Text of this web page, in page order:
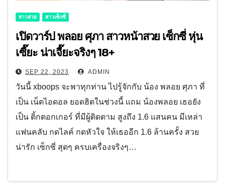
สาวสวย สาวเซ็กซี่
เปิดวาร์ป พลอย ศุภา สาวหน้าสวย เซ็กซี่ หุ่น
เซี๊ยะ น่าเจี๊ยะจริงๆ 18+
SEP 22, 2023 ADMIN
วันนี้ xboops จะพาทุกท่าน ไปรู้จักกับ น้อง พลอย ศุภา ที่
เป็น เน็ตไอดอล ยอดฮิตในช่วงนี้ แถม น้องพลอย เธอยัง
เป็น ติ้กตอกเกอร์ ที่มีผู้ติดตาม สูงถึง 1.6 แสนคน มีเหล่า
แฟนคลับ กดไลค์ กดหัวใจ ให้เธออีก 1.6 ล้านครั้ง สวย
น่ารัก เซ็กซี่ สุดๆ ครบเครื่องจริงๆ…